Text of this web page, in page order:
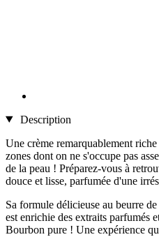
Description
Une crème remarquablement
zones dont on ne s'occupe pas
de la peau ! Préparez-vous à
douce et lisse, parfumée d'une
Sa formule délicieuse au beurre
est enrichie des extraits parfumés
Bourbon pure ! Une expérience